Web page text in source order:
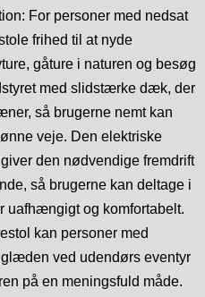
For personer med nedsat
frihed til at nyde
gåture i naturen og besøg
med slidstærke dæk, der
så brugerne nemt kan
veje. Den elektriske
den nødvendige fremdrift
så brugerne kan deltage i
uafhængigt og komfortabelt.
kan personer med
ved udendørs eventyr
på en meningsfuld måde.